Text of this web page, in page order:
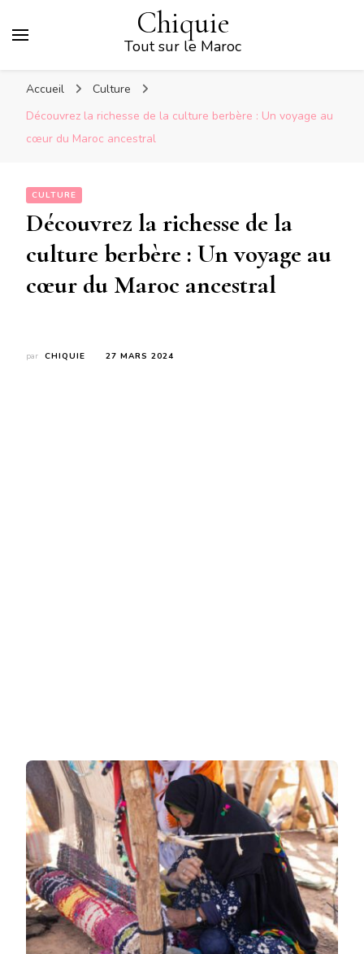
Chiquie
Tout sur le Maroc
Accueil
Culture
Découvrez la richesse de la culture berbère : Un voyage au
cœur du Maroc ancestral
CULTURE
Découvrez la richesse de la
culture berbère : Un voyage au
cœur du Maroc ancestral
par CHIQUIE 27 MARS 2024